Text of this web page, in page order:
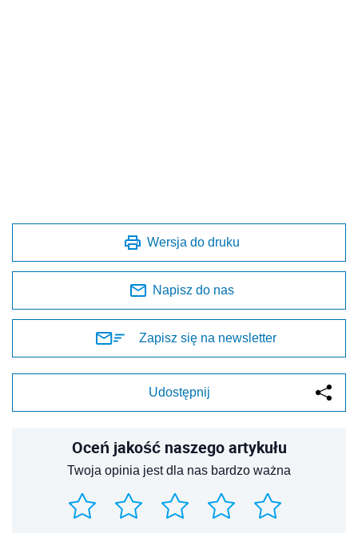
Wersja do druku
Napisz do nas
Zapisz się na newsletter
Udostępnij
Oceń jakość naszego artykułu
Twoja opinia jest dla nas bardzo ważna